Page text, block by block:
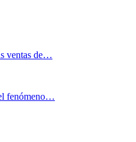
ventas de…
fenómeno…